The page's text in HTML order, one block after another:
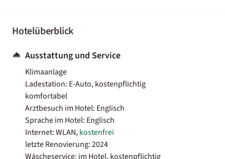
Hotelüberblick
Ausstattung und Service
Klimaanlage
Ladestation: E-Auto, kostenpflichtig
komfortabel
Arztbesuch im Hotel: Englisch
Sprache im Hotel: Englisch
Internet: WLAN,kostenfrei
letzte Renovierung: 2024
Wäscheservice: im Hotel, kostenpflichtig